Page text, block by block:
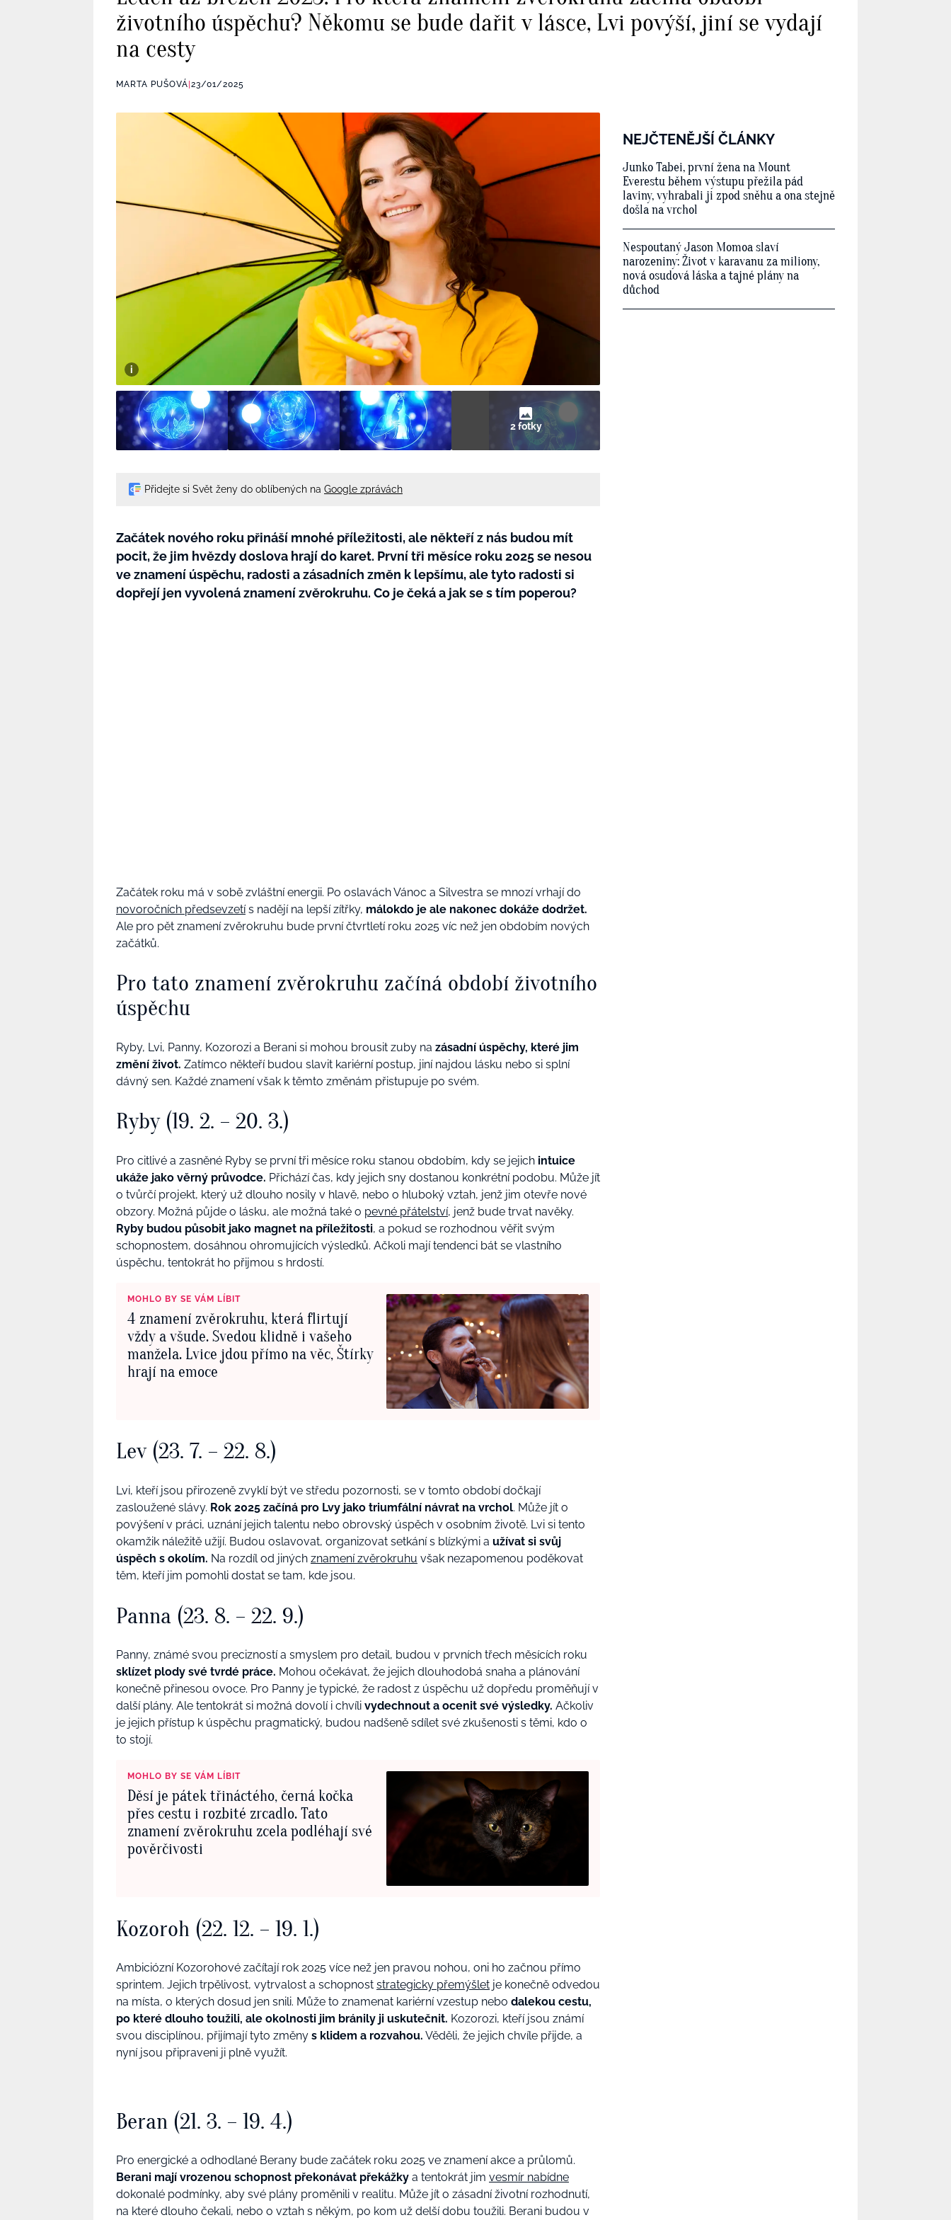
životního úspěchu? Někomu se bude dařit v lásce, Lvi povýší, jiní se vydají
na cesty
MARTA PUŠOVÁ 23/01/2025
2 fotky
Přidejte si Svět ženy do oblíbených na Google zprávách
Začátek nového roku přináší mnohé příležitosti, ale někteří z nás budou mít
pocit, že jim hvězdy doslova hrají do karet. První tři měsíce roku 2025 se nesou
ve znamení úspěchu, radosti a zásadních změn k lepšímu, ale tyto radosti si
dopřejí jen vyvolená znamení zvěrokruhu. Co je čeká a jak se s tím poperou?
Začátek roku má v sobě zvláštní energii. Po oslavách Vánoc a Silvestra se mnozí vrhají do
novoročních předsevzetís nadějí na lepší zítřky, málokdo je ale nakonec dokáže dodržet.
Ale pro pět znamení zvěrokruhu bude první čtvrtletí roku 2025 víc než jen obdobím nových
začátků.
Pro tato znamení zvěrokruhu začíná období životního
úspěchu
Ryby, Lvi, Panny, Kozorozi a Berani si mohou brousit zuby na zásadní úspěchy, které jim
změní život. Zatímco někteří budou slavit kariérní postup, jiní najdou lásku nebo si splní
dávný sen. Každé znamení však k těmto změnám přistupuje po svém.
Ryby (19. 2. – 20. 3.)
Pro citlivé a zasněné Ryby se první tři měsíce roku stanou obdobím, kdy se jejich intuice
ukáže jako věrný průvodce. Přichází čas, kdy jejich sny dostanou konkrétní podobu. Může jít
o tvůrčí projekt, který už dlouho nosily v hlavě, nebo o hluboký vztah, jenž jim otevře nové
obzory. Možná půjde o lásku, ale možná také o pevné přátelství, jenž bude trvat navěky.
Ryby budou působit jako magnet na příležitosti, a pokud se rozhodnou věřit svým
schopnostem, dosáhnou ohromujících výsledků. Ačkoli mají tendenci bát se vlastního
úspěchu, tentokrát ho přijmou s hrdostí.
MOHLO BY SE VÁM LÍBIT
4 znamení zvěrokruhu, která flirtují
vždy a všude. Svedou klidně i vašeho
manžela. Lvice jdou přímo na věc, Štírky
hrají na emoce
Lev (23. 7. – 22. 8.)
Lvi, kteří jsou přirozeně zvyklí být ve středu pozornosti, se v tomto období dočkají
zasloužené slávy. Rok 2025 začíná pro Lvy jako triumfální návrat na vrchol. Může jít o
povýšení v práci, uznání jejich talentu nebo obrovský úspěch v osobním životě. Lvi si tento
okamžik náležitě užijí. Budou oslavovat, organizovat setkání s blízkými a užívat si svůj
úspěch s okolím. Na rozdíl od jiných znamení zvěrokruhu však nezapomenou poděkovat
těm, kteří jim pomohli dostat se tam, kde jsou.
Panna (23. 8. – 22. 9.)
Panny, známé svou precizností a smyslem pro detail, budou v prvních třech měsících roku
sklízet plody své tvrdé práce. Mohou očekávat, že jejich dlouhodobá snaha a plánování
konečně přinesou ovoce. Pro Panny je typické, že radost z úspěchu už dopředu proměňují v
další plány. Ale tentokrát si možná dovolí i chvíli vydechnout a ocenit své výsledky. Ačkoliv
je jejich přístup k úspěchu pragmatický, budou nadšeně sdílet své zkušenosti s těmi, kdo o
to stojí.
MOHLO BY SE VÁM LÍBIT
Děsí je pátek třináctého, černá kočka
přes cestu i rozbité zrcadlo. Tato
znamení zvěrokruhu zcela podléhají své
pověrčivosti
Kozoroh (22. 12. – 19. 1.)
Ambiciózní Kozorohové začítají rok 2025 více než jen pravou nohou, oni ho začnou přímo
sprintem. Jejich trpělivost, vytrvalost a schopnost strategicky přemýšlet je konečně odvedou
na místa, o kterých dosud jen snili. Může to znamenat kariérní vzestup nebo dalekou cestu,
po které dlouho toužili, ale okolnosti jim bránily ji uskutečnit. Kozorozi, kteří jsou známí
svou disciplínou, přijímají tyto změny s klidem a rozvahou. Věděli, že jejich chvíle přijde, a
nyní jsou připraveni ji plně využít.
Beran (21. 3. – 19. 4.)
Pro energické a odhodlané Berany bude začátek roku 2025 ve znamení akce a průlomů.
Berani mají vrozenou schopnost překonávat překážky a tentokrát jim vesmír nabídne
dokonalé podmínky, aby své plány proměnili v realitu. Může jít o zásadní životní rozhodnutí,
na které dlouho čekali, nebo o vztah s někým, po kom už delší dobu toužili. Berani budou v
NEJČTENĚJŠÍ ČLÁNKY
Junko Tabei, první žena na Mount
Everestu během výstupu přežila pád
laviny, vyhrabali ji zpod sněhu a ona stejně
došla na vrchol
Nespoutaný Jason Momoa slaví
narozeniny: Život v karavanu za miliony,
nová osudová láska a tajné plány na
důchod